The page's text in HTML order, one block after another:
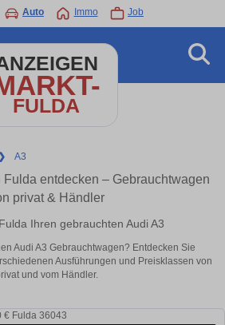
Auto Immo Job
FULDA
❯ A3
entdecken – Gebrauchtwagen
privat & Händler
Ihren gebrauchten Audi A3
Audi A3 Gebrauchtwagen? Entdecken Sie
Ausführungen und Preisklassen von
und vom Händler.